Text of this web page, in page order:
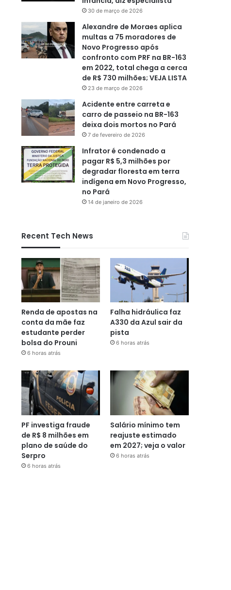
30 de março de 2026
Alexandre de Moraes aplica
multas a 75 moradores de
Novo Progresso após
confronto com PRF na BR-163
em 2022, total chega a cerca
de R$ 730 milhões; VEJA LISTA
23 de março de 2026
Acidente entre carreta e
carro de passeio na BR-163
deixa dois mortos no Pará
7 de fevereiro de 2026
Infrator é condenado a
pagar R$ 5,3 milhões por
degradar floresta em terra
indígena em Novo Progresso,
no Pará
14 de janeiro de 2026
Recent Tech News
Renda de apostas na
conta da mãe faz
estudante perder
bolsa do Prouni
6 horas atrás
Falha hidráulica faz
A330 da Azul sair da
pista
6 horas atrás
PF investiga fraude
de R$ 8 milhões em
plano de saúde do
Serpro
6 horas atrás
Salário mínimo tem
reajuste estimado
em 2027; veja o valor
6 horas atrás